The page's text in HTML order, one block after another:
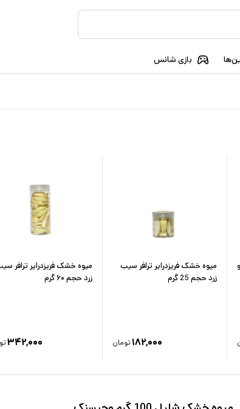
بازی شانس
میوه خشک فریزدرایر ترافر سیب
زرد حجم 25 گرم
۱۸۲,۰۰۰ تومان
میوه خشک فریزدرایر ترافر
زرد حجم ۶۰ گرم
۳۴۲,۰۰۰